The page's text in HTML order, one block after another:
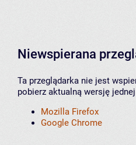
Niewspierana
Ta przeglądarka nie jest
pobierz aktualną wersję
Mozilla Firefox
Google Chrome